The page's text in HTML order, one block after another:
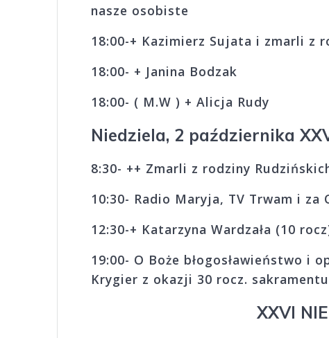
nasze osobiste
18:00-+ Kazimierz Sujata i zmarli z
18:00- + Janina
18:00- ( M.W ) + Alicja Rudy
Niedziela, 2 października
8:30- ++ Zmarli z rodziny
10:30- Radio Maryja, TV Trwam i za
12:30-+ Katarzyna
19:00- O Boże błogosławieństwo i
Krygier z okazji 30 rocz. sakramentu
XXVI